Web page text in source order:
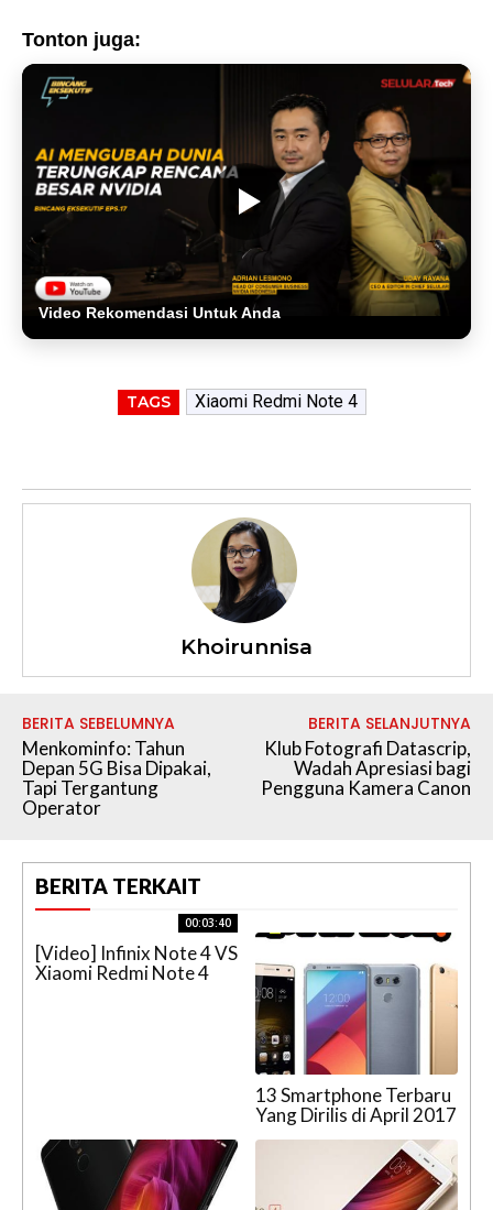
Tonton juga:
Video Rekomendasi Untuk Anda
TAGS Xiaomi Redmi Note 4
Khoirunnisa
BERITA SEBELUMNYA
Menkominfo: Tahun
Depan 5G Bisa Dipakai,
Tapi Tergantung
Operator
BERITA SELANJUTNYA
Klub Fotografi Datascrip,
Wadah Apresiasi bagi
Pengguna Kamera Canon
BERITA TERKAIT
00:03:40
[Video] Infinix Note 4 VS
Xiaomi Redmi Note 4
13 Smartphone Terbaru
Yang Dirilis di April 2017